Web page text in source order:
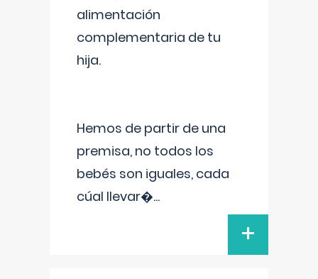
alimentación
complementaria de tu
hija.
Hemos de partir de una
premisa, no todos los
bebés son iguales, cada
cúal llevar�...
+